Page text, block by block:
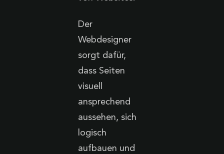
Der
Webdesigner
sorgt dafür,
dass Seiten
visuell
ansprechend
aussehen, sich
logisch
aufbauen und